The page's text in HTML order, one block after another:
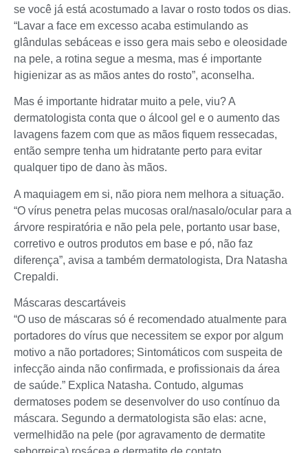
se você já está acostumado a lavar o rosto todos os dias.
“Lavar a face em excesso acaba estimulando as
glândulas sebáceas e isso gera mais sebo e oleosidade
na pele, a rotina segue a mesma, mas é importante
higienizar as as mãos antes do rosto”, aconselha.
Mas é importante hidratar muito a pele, viu? A
dermatologista conta que o álcool gel e o aumento das
lavagens fazem com que as mãos fiquem ressecadas,
então sempre tenha um hidratante perto para evitar
qualquer tipo de dano às mãos.
A maquiagem em si, não piora nem melhora a situação.
“O vírus penetra pelas mucosas oral/nasalo/ocular para a
árvore respiratória e não pela pele, portanto usar base,
corretivo e outros produtos em base e pó, não faz
diferença”, avisa a também dermatologista, Dra Natasha
Crepaldi.
Máscaras descartáveis
“O uso de máscaras só é recomendado atualmente para
portadores do vírus que necessitem se expor por algum
motivo a não portadores; Sintomáticos com suspeita de
infecção ainda não confirmada, e profissionais da área
de saúde.” Explica Natasha. Contudo, algumas
dermatoses podem se desenvolver do uso contínuo da
máscara. Segundo a dermatologista são elas: acne,
vermelhidão na pele (por agravamento de dermatite